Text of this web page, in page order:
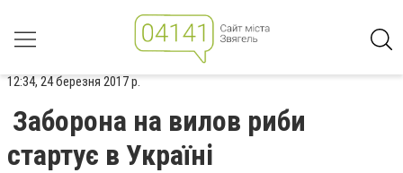
12:34, 24 березня 2017 р.
Заборона на вилов риби
стартує в Україні